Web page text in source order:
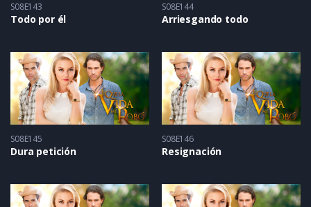
S08E143
Todo por él
S08E144
Arriesgando todo
S08E145
Dura petición
S08E146
Resignación